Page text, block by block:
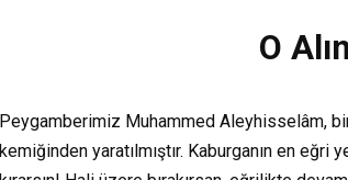
O
Peygamberimiz Muhammed Aleyhisselâm,
kemiğinden yaratılmıştır. Kaburganın en eğri